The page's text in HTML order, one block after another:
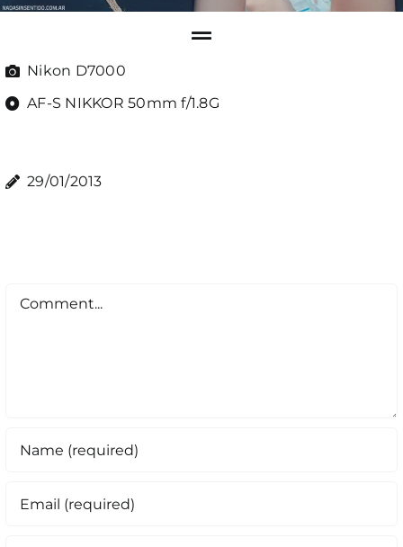
Nikon D7000
AF-S NIKKOR 50mm f/1.8G
29/01/2013
Comment